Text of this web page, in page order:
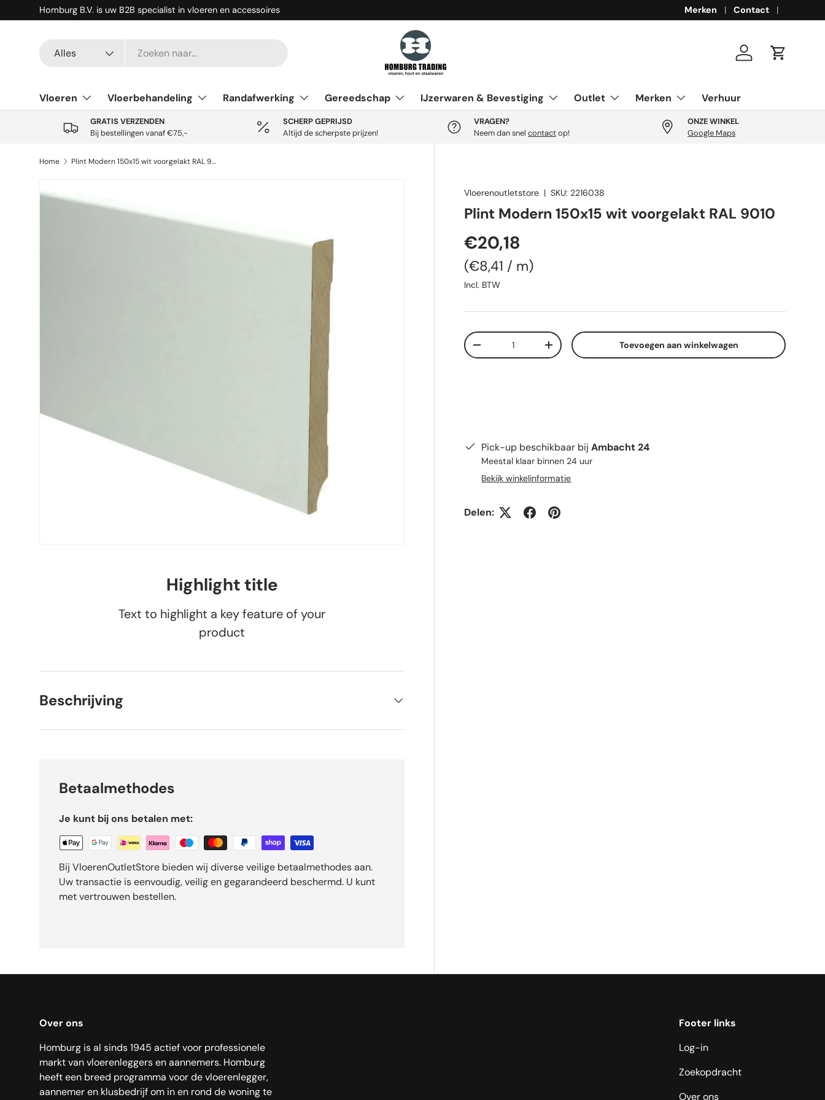
Ga naar inhoud
Homburg B.V. is uw B2B specialist in vloeren en accessoires Merken Contact
Alles Inloggen
Vloeren Vloerbehandeling Randafwerking Gereedschap IJzerwaren & Bevestiging Outlet Merken Verhuur
GRATIS VERZENDEN
Bij bestellingen vanaf €75,-
SCHERP GEPRIJSD
Altijd de scherpste prijzen!
VRAGEN?
Neem dan snel contactop!
ONZE WINKEL
Google Maps
Home Plint Modern 150x15 wit voorgelakt RAL 9010
Ga direct naar productinformatie
Vloerenoutletstore |SKU: 2216038
Plint Modern 150x15 wit voorgelakt RAL 9010
Reguliere prijs
€20,18
Eenheid prijs
€8,41 / m
Incl. BTW
Aantal
Verlaag de hoeveelheidVerhoog de hoeveelheidToevoegen aan winkelwagen
Pick-up beschikbaar bijAmbacht 24
Meestal klaar binnen 24 uur
Bekijk winkelinformatie
Delen:
Highlight title
Text to highlight a key feature of your
product
Beschrijving
Betaalmethodes
Je kunt bij ons betalen met:
Bij VloerenOutletStore bieden wij diverse veilige betaalmethodes aan.
Uw transactie is eenvoudig, veilig en gegarandeerd beschermd. U kunt
met vertrouwen bestellen.
Over ons
Homburg is al sinds 1945 actief voor professionele
markt van vloerenleggers en aannemers. Homburg
heeft een breed programma voor de vloerenlegger,
aannemer en klusbedrijf om in en rond de woning te
Footer links
Log-in
Zoekopdracht
Over ons